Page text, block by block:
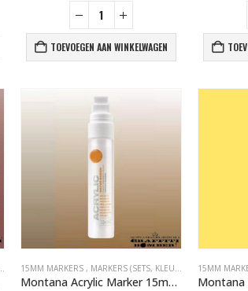
TOEVOEGEN AAN WINKELWAGEN
,MARKERS BOMBER.NL, MONTANA ACRYLIC MARKERS
15MM MARKERS , MARKERS (SETS, KLEUR, EMPTY) ,
Montana Acrylic Marker 15mm Metallic Gold 371493
15MM